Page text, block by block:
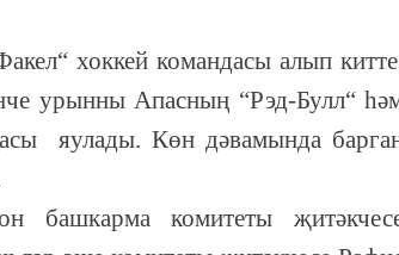
хоккей командасы алып
урынны Апасның “Рэд-Булл“
яулады. Көн дәвамында
башкарма комитеты